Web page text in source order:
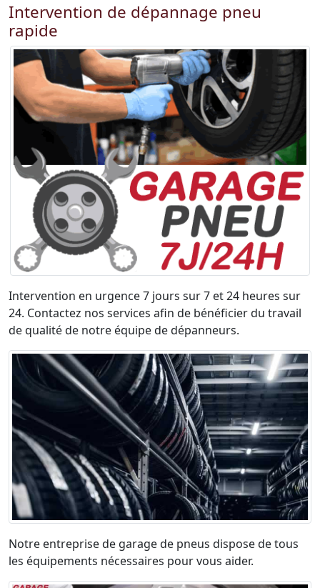
Intervention de dépannage pneu
rapide
Intervention en urgence 7 jours sur 7 et 24 heures sur
24. Contactez nos services afin de bénéficier du travail
de qualité de notre équipe de dépanneurs.
Notre entreprise de garage de pneus dispose de tous
les équipements nécessaires pour vous aider.